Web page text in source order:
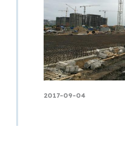
2017-09-04